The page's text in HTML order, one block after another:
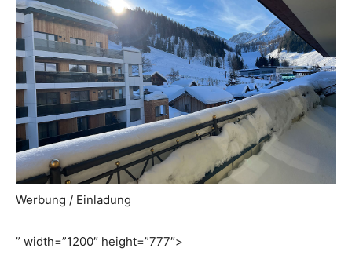
Werbung / Einladung
” width=”1200″ height=”777″>